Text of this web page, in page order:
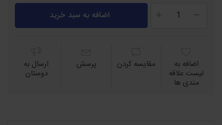
اضافه به سبد خرید
اضافه به
لیست علاقه
مندی ها
مقايسه كردن پرسش ارسال به
دوستان